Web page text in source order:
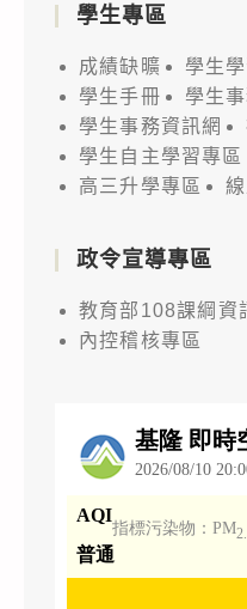
學生專區
成績缺曠
學生
學生手冊
學生
學生事務資訊網
學生自主學習專區
高三升學專區
政令宣導專區
教育部108課綱資
內控稽核專區